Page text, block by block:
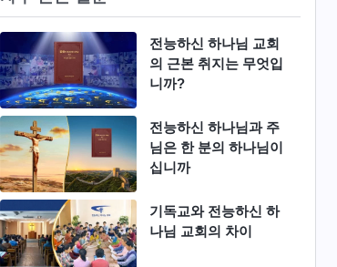
전능하신 하나님 교회
의 근본 취지는 무엇입
니까?
전능하신 하나님과 주
님은 한 분의 하나님이
십니까
기독교와 전능하신 하
나님 교회의 차이